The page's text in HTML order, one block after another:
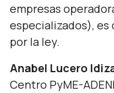
empresas
especializados), es
por la ley.
Anabel Lucero
Centro PyME-